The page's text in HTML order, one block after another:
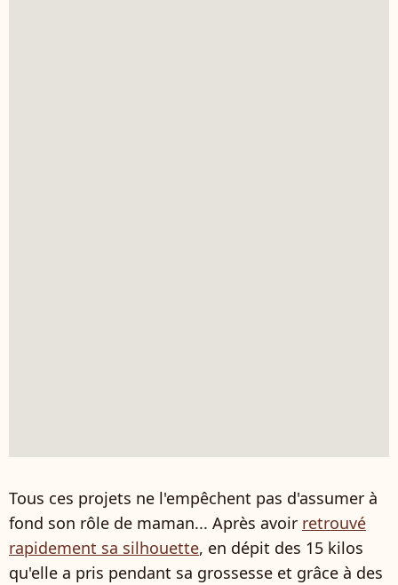
Tous ces projets ne l'empêchent pas d'assumer à
fond son rôle de maman... Après avoir retrouvé
rapidement sa silhouette, en dépit des 15 kilos
qu'elle a pris pendant sa grossesse et grâce à des